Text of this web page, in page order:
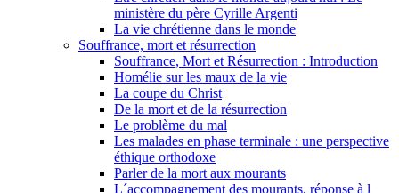
ministère du père Cyrille Argenti
La vie chrétienne dans le monde
Souffrance, mort et résurrection
Souffrance, Mort et Résurrection : Introduction
Homélie sur les maux de la vie
La coupe du Christ
De la mort et de la résurrection
Le problème du mal
Les malades en phase terminale : une perspective
éthique orthodoxe
Parler de la mort aux mourants
L´accompagnement des mourants, réponse à l